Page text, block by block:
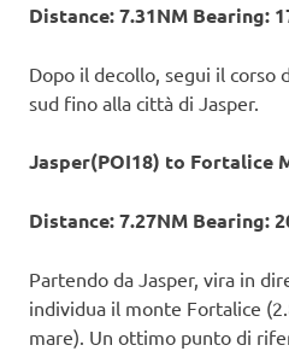
Distance: 7.31NM Bearing:
Dopo il decollo, segui il corso
sud fino alla città di Jasper.
Jasper(POI18) to Fortalice
Distance: 7.27NM Bearing:
Partendo da Jasper, vira in
individua il monte Fortalice
mare). Un ottimo punto di